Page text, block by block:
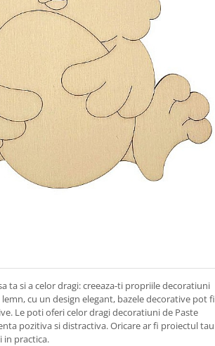
ta si a celor dragi: creeaza-ti propriile decoratiuni
cu un design elegant, bazele decorative pot fi
Le poti oferi celor dragi decoratiuni de Paste
pozitiva si distractiva. Oricare ar fi proiectul tau
in practica.